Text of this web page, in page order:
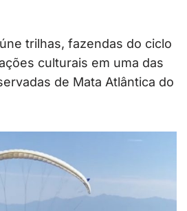
trilhas, fazendas do ciclo
culturais em uma das
de Mata Atlântica do